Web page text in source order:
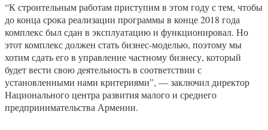
“К строительным работам приступим в этом году с тем, чтобы
до конца срока реализации программы в конце 2018 года
комплекс был сдан в эксплуатацию и функционировал. Но
этот комплекс должен стать бизнес-моделью, поэтому мы
хотим сдать его в управление частному бизнесу, который
будет вести свою деятельность в соответствии с
установленными нами критериями”, — заключил директор
Национального центра развития малого и среднего
предпринимательства Армении.